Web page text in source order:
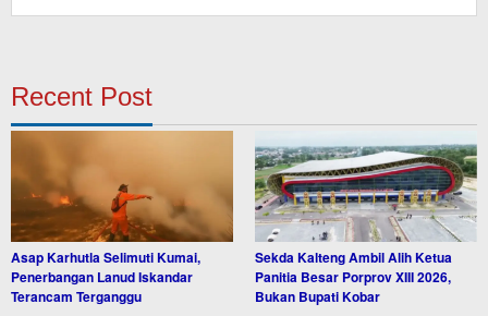
Recent Post
Asap Karhutla Selimuti Kumai,
Penerbangan Lanud Iskandar
Terancam Terganggu
Sekda Kalteng Ambil Alih Ketua
Panitia Besar Porprov XIII 2026,
Bukan Bupati Kobar